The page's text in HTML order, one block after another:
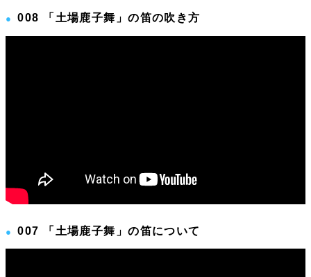
008 「土場鹿子舞」の笛の吹き方
007 「土場鹿子舞」の笛について